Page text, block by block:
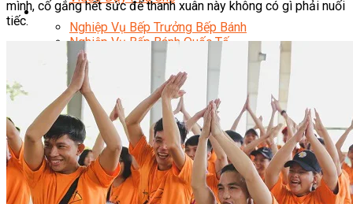
Làm Bánh
Nghiệp Vụ Bếp Trưởng Bếp Bánh
Nghiệp Vụ Bếp Bánh Quốc Tế
Nghiệp Vụ Quản Lý Bếp Bánh
Nghiệp Vụ Bánh Kem
Bánh Việt
Bánh Nhật
Bánh Mì Nâng Cao
Bánh Đài Loan
Bánh Ngắn Hạn
Bánh Kinh Doanh
Handmade Mini Cake
Master Class
mình, cố gắng hết sức để thanh xuân này không có gì phải nuối
tiếc.